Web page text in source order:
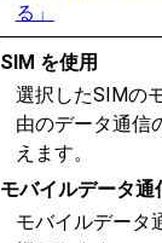
る」
SIM を使用
選択したSIMの
由のデータ通信
えます。
モバイルデータ通
モバイルデータ